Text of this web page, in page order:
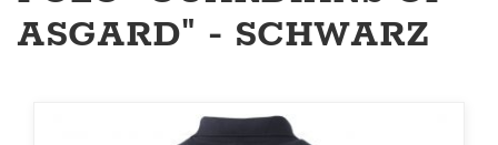
ASGARD" - SCHWARZ